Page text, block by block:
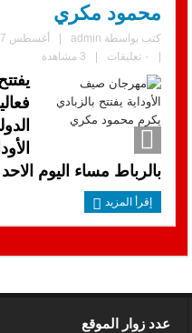
محمود مكري
كتب بواسطة admin
| أغسطس 07, 2026
|
٠ تعليقات | 3 مشاهدة
بالرباط مساء اليوم الاحد 09 غشت 2026،
إقرأ المزيد
عدد زوار الموقع